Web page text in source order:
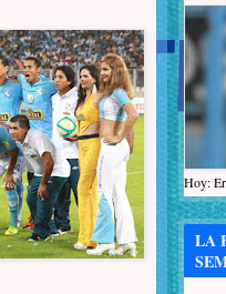
Hoy:
LA